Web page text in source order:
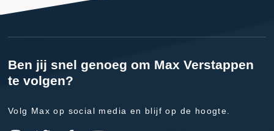
Ben jij snel genoeg om Max Verstappen
te volgen?
Volg Max op social media en blijf op de hoogte.